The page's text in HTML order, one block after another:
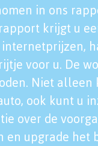
in ons
krijgt u
voor u. De
Niet
ook kunt u
over de
en upgrade het